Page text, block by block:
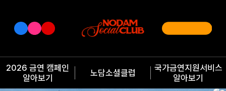
2026 금연 캠페인
알아보기
노담소셜클럽
국가금연지원서비스
알아보기